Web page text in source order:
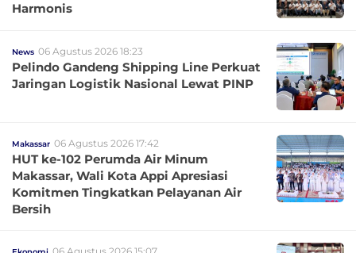
Harmonis
News 06 Agustus 2026 18:23
Pelindo Gandeng Shipping Line Perkuat
Jaringan Logistik Nasional Lewat PINP
Makassar 06 Agustus 2026 17:42
HUT ke-102 Perumda Air Minum
Makassar, Wali Kota Appi Apresiasi
Komitmen Tingkatkan Pelayanan Air
Bersih